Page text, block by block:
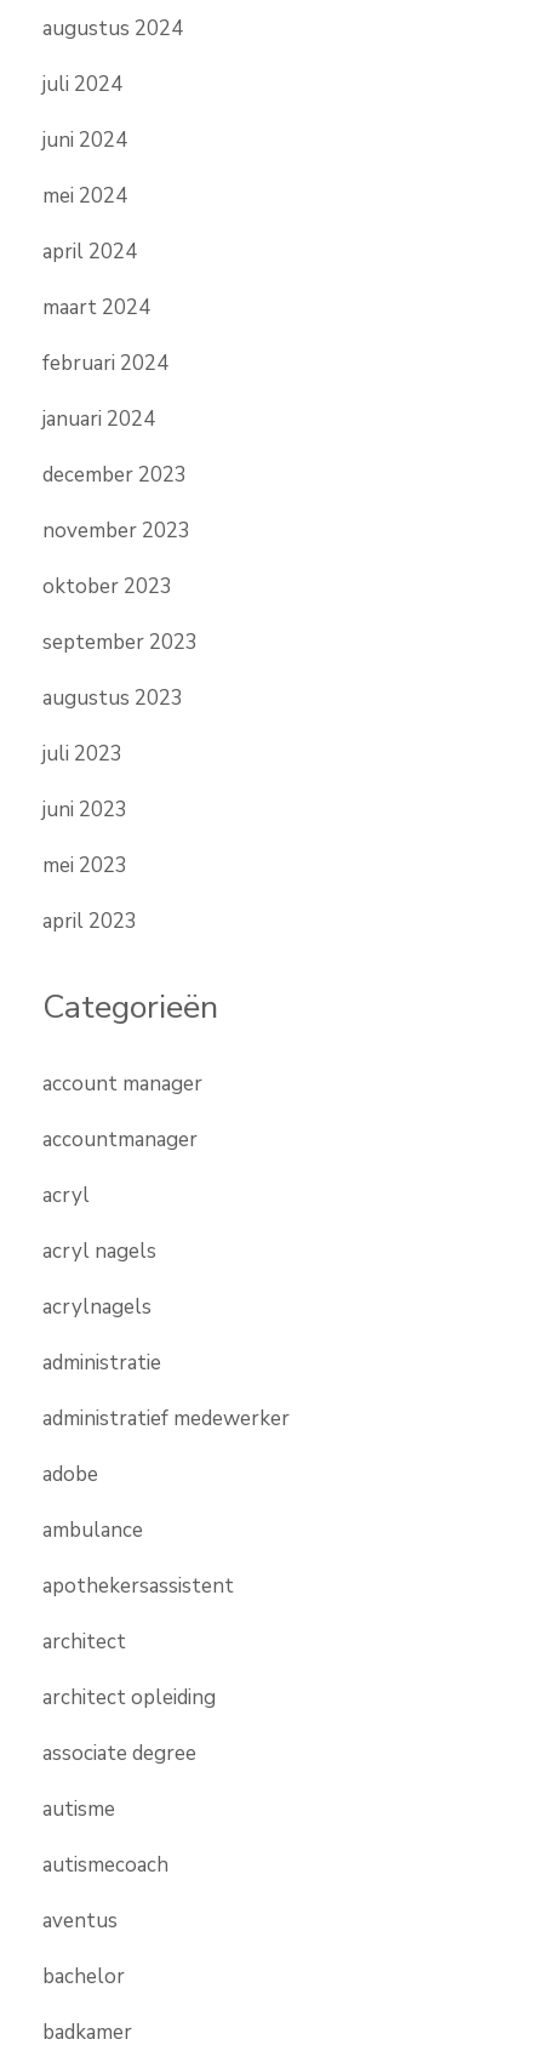
augustus 2024
juli 2024
juni 2024
mei 2024
april 2024
maart 2024
februari 2024
januari 2024
december 2023
november 2023
oktober 2023
september 2023
augustus 2023
juli 2023
juni 2023
mei 2023
april 2023
Categorieën
account manager
accountmanager
acryl
acryl nagels
acrylnagels
administratie
administratief medewerker
adobe
ambulance
apothekersassistent
architect
architect opleiding
associate degree
autisme
autismecoach
aventus
bachelor
badkamer